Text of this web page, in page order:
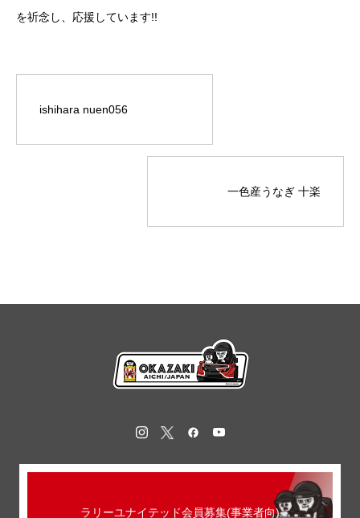
を祈念し、応援しています!!
ishihara nuen056
一色産うなぎ 十楽
ラリーユナイテッド会員募集(事業者向)